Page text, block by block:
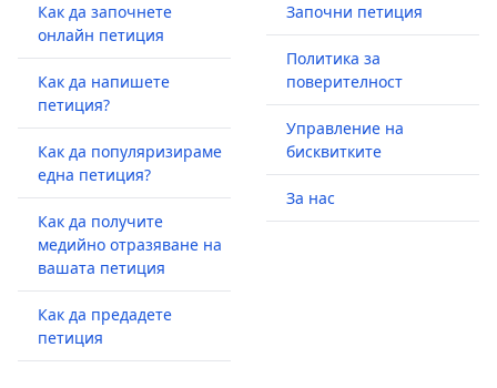
Как да започнете
онлайн петиция
Как да напишете
петиция?
Как да популяризираме
една петиция?
Как да получите
медийно отразяване на
вашата петиция
Как да предадете
петиция
Започни петиция
Политика за
поверителност
Управление на
бисквитките
За нас